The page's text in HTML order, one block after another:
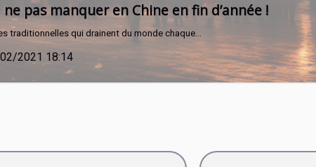
les messages cachés ?
sur des heures jumelles ou miroirs lorsque...
2022 21:08